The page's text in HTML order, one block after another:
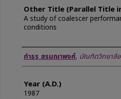
Other Title (Parallel Title
A study of coalescer
conditions
Author
กำธร สรมณาพงศ์, บัณฑิตวิทยาลัย
Year (A.D.)
1987